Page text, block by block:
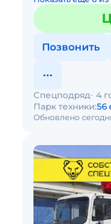
Позвонить
Обновлено
Спецподряд 4
Парк техники:56